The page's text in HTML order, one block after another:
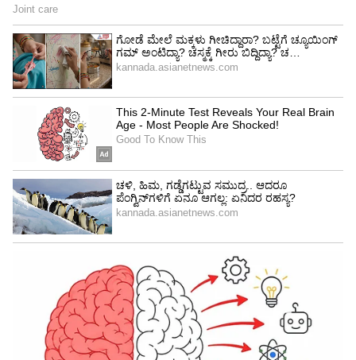
ಹಲವು ವಿಧಗಳಲ್ಲಿ ಆದಾಯದ ಬೆಳವಣಿಗೆಗೆ ಅವಕಾಶಗಳಿವೆ.
ಷೇರುಗಳು, ಊಹಾಪೋಹಗಳು ಮತ್ತು ಹಣಕಾಸಿನ
ವಹಿವಾಟುಗಳು ಅಪಾರವಾಗಿ ಲಾಭದಾಯಕವಾಗಿರುತ್ತವೆ.
ಲಾಭದಾಯಕ ಸಂಪರ್ಕಗಳ ಜೊತೆಗೆ, ಲಾಭದಾಯಕ
ಒಪ್ಪಂದಗಳನ್ನು ಮಾಡಿಕೊಳ್ಳಲಾಗುತ್ತದೆ. ಆಸ್ತಿಗಳು ಒಟ್ಟಿಗೆ
ಬರುತ್ತವೆ.